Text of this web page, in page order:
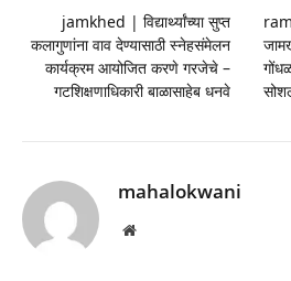
jamkhed | विद्यार्थ्यांच्या सुप्त
कलागुणांना वाव देण्यासाठी स्नेहसंमेलन
कार्यक्रम आयोजित करणे गरजेचे –
गटशिक्षणाधिकारी बाळासाहेब धनवे
mahalokwani
Website